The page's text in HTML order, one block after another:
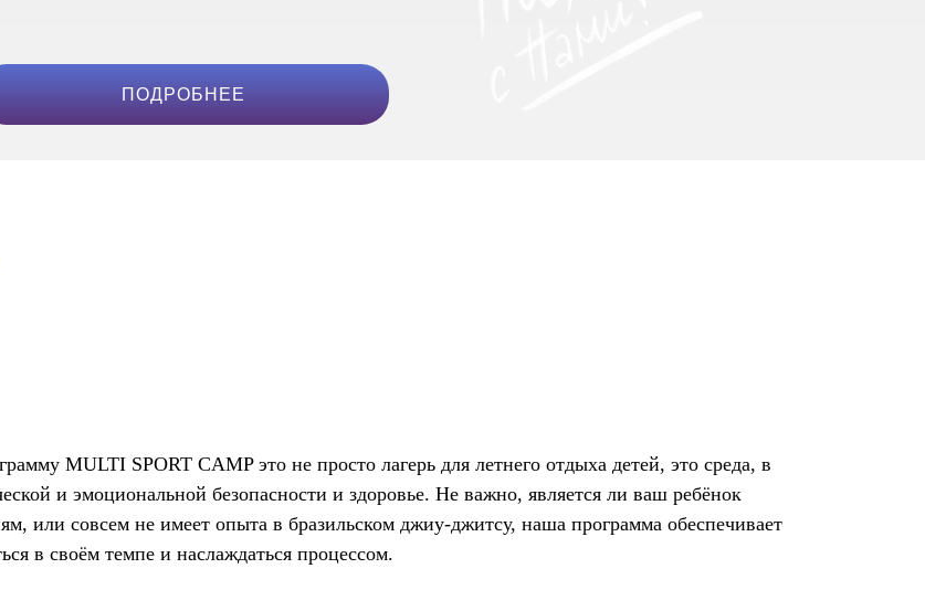
ПОДРОБНЕЕ
MULTI SPORT CAMP это не просто лагерь для летнего отдыха детей, это среда, в
и эмоциональной безопасности и здоровье. Не важно, является ли ваш ребёнок
или совсем не имеет опыта в бразильском джиу-джитсу, наша программа обеспечивает
в своём темпе и наслаждаться процессом.